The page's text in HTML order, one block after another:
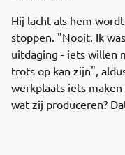
Hij lacht als hem
stoppen. "Nooit. Ik
uitdaging - iets willen
trots op kan zijn",
werkplaats iets
wat zij produceren?